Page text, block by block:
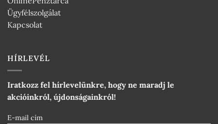
Ügyfélszolgálat
Kapcsolat
HÍRLEVÉL
Iratkozz fel hírlevelünkre, hogy ne maradj le
akcióinkról, újdonságainkról!
E-mail cím